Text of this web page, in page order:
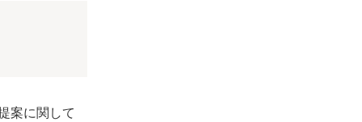
案に関して